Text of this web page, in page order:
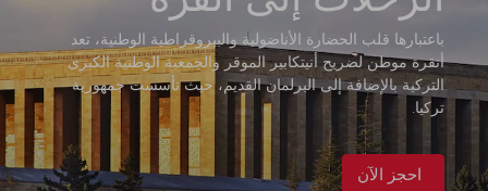
باعتبارها قلب الحضارة الأناضولية والبيروقراطية الوطنية، تعد
أنقرة موطن لضريح أنيتكابير الموقر والجمعية الوطنية الكبرى
التركية بالإضافة إلى البرلمان القديم، حيث تأسست جمهورية
تركيا.
احجز الآن